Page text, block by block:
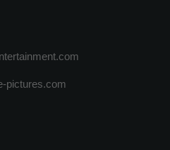
pictures.com